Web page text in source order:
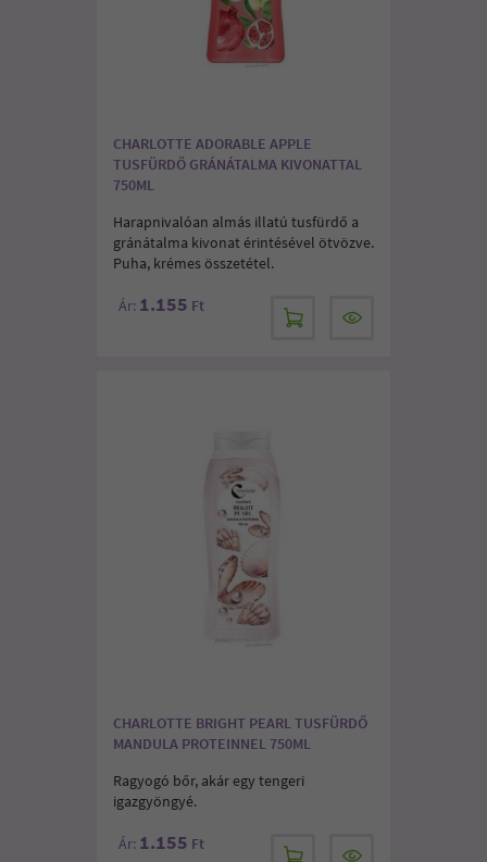
CHARLOTTE ADORABLE APPLE
TUSFÜRDŐ GRÁNÁTALMA KIVONATTAL
750ML
Harapnivalóan almás illatú tusfürdő a
gránátalma kivonat érintésével ötvözve.
Puha, krémes összetétel.
Ár: 1.155 Ft
CHARLOTTE BRIGHT PEARL TUSFÜRDŐ
MANDULA PROTEINNEL 750ML
Ragyogó bőr, akár egy tengeri
igazgyöngyé.
Ár: 1.155 Ft